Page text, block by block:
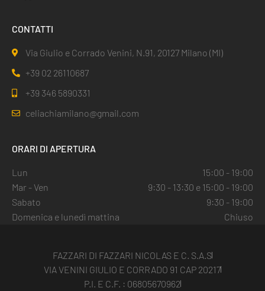
CONTATTI
Via Giulio e Corrado Venini, N.91, 20127 Milano (MI)
+39 02 26110687
+39 346 5890331
celiachiamilano@gmail.com
ORARI DI APERTURA
Lun
15:00 - 19:00
Mar - Ven
9:30 - 13:30 e 15:00 - 19:00
Sabato
9:30 - 19:00
Domenica e lunedì mattina
Chiuso
FAZZARI DI FAZZARI NICOLAS E C. S.A.S
VIA VENINI GIULIO E CORRADO 91 CAP 20217
P.I. E C.F. : 06805670962